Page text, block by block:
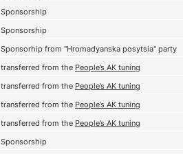
Sponsorship
Sponsorship
Sponsorhip from "Hromadyanska posytsia" party
transferred from the People’s AK tuning
transferred from the People’s AK tuning
transferred from the People’s AK tuning
transferred from the People’s AK tuning
Sponsorship